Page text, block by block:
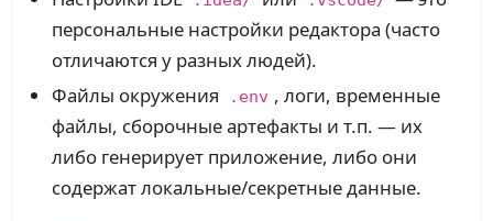
персональные настройки редактора (часто
отличаются у разных людей).
Файлы окружения
.env , логи, временные
файлы, сборочные артефакты и т.п. — их
либо генерирует приложение, либо они
содержат локальные/секретные данные.